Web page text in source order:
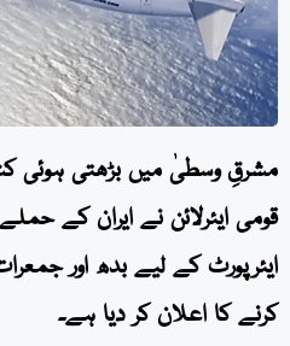
مشرقِ وسطیٰ میں بڑھتی ہوئی
قومی ایئرلائن نے ایران کے
ایئرپورٹ کے لیے بدھ اور
کرنے کا اعلان کر دیا ہے۔